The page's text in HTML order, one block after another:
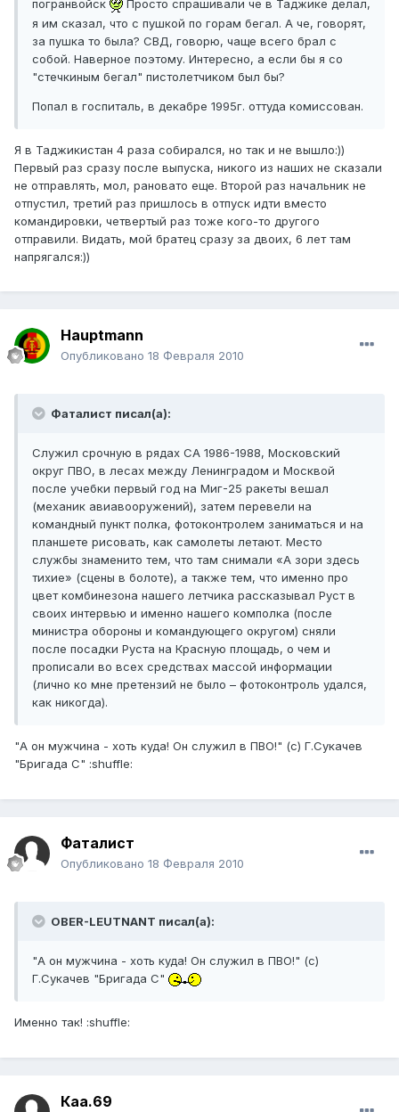
погранвойск
Просто спрашивали че в Таджике делал,
я им сказал, что с пушкой по горам бегал. А че, говорят,
за пушка то была? СВД, говорю, чаще всего брал с
собой. Наверное поэтому. Интересно, а если бы я со
"стечкиным бегал" пистолетчиком был бы?
Попал в госпиталь, в декабре 1995г. оттуда комиссован.
Я в Таджикистан 4 раза собирался, но так и не вышло:))
Первый раз сразу после выпуска, никого из наших не сказали
не отправлять, мол, рановато еще. Второй раз начальник не
отпустил, третий раз пришлось в отпуск идти вместо
командировки, четвертый раз тоже кого-то другого
отправили. Видать, мой братец сразу за двоих, 6 лет там
напрягался:))
Hauptmann
Опубликовано 18 Февраля 2010
Фаталист писал(а):
Служил срочную в рядах СА 1986-1988, Московский
округ ПВО, в лесах между Ленинградом и Москвой
после учебки первый год на Миг-25 ракеты вешал
(механик авиавооружений), затем перевели на
командный пункт полка, фотоконтролем заниматься и на
планшете рисовать, как самолеты летают. Место
службы знаменито тем, что там снимали «А зори здесь
тихие» (сцены в болоте), а также тем, что именно про
цвет комбинезона нашего летчика рассказывал Руст в
своих интервью и именно нашего комполка (после
министра обороны и командующего округом) сняли
после посадки Руста на Красную площадь, о чем и
прописали во всех средствах массой информации
(лично ко мне претензий не было – фотоконтроль удался,
как никогда).
"А он мужчина - хоть куда! Он служил в ПВО!" (с) Г.Сукачев
"Бригада С" :shuffle:
Фаталист
Опубликовано 18 Февраля 2010
OBER-LEUTNANT писал(а):
"А он мужчина - хоть куда! Он служил в ПВО!" (с)
Г.Сукачев "Бригада С"
Именно так! :shuffle:
Каа.69